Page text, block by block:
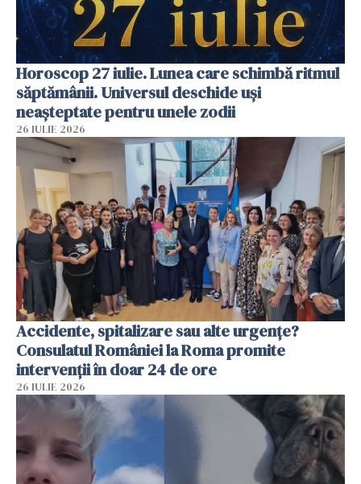
Horoscop 27 iulie. Lunea care schimbă ritmul
săptămânii. Universul deschide uși
neașteptate pentru unele zodii
26 IULIE 2026
Accidente, spitalizare sau alte urgențe?
Consulatul României la Roma promite
intervenții în doar 24 de ore
26 IULIE 2026